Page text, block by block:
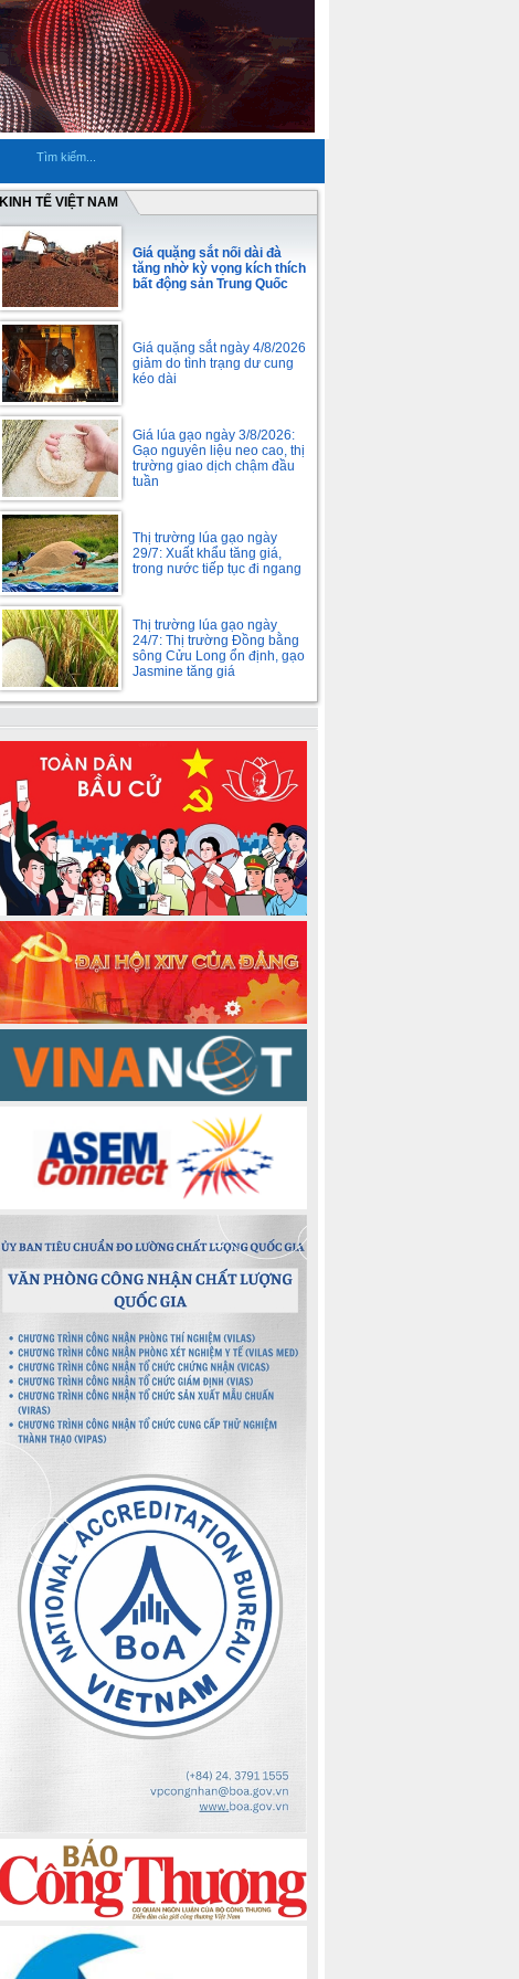
KINH TẾ VIỆT NAM
Giá quặng sắt nối dài đà
tăng nhờ kỳ vọng kích thích
bất động sản Trung Quốc
Giá quặng sắt ngày 4/8/2026
giảm do tình trạng dư cung
kéo dài
Giá lúa gạo ngày 3/8/2026:
Gạo nguyên liệu neo cao, thị
trường giao dịch chậm đầu
tuần
Thị trường lúa gạo ngày
29/7: Xuất khẩu tăng giá,
trong nước tiếp tục đi ngang
Thị trường lúa gạo ngày
24/7: Thị trường Đồng bằng
sông Cửu Long ổn định, gạo
Jasmine tăng giá